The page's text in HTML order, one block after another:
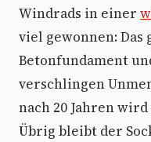
Windrads in einer
viel gewonnen: Das
Betonfundament
verschlingen
nach 20 Jahren
Übrig bleibt der